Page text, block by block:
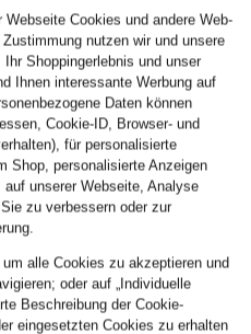
Cookies und andere Web-
Zustimmung nutzen wir und unsere
Shoppingerlebnis und unser
Ihnen interessante Werbung auf
Daten können
Cookie-ID, Browser- und
für personalisierte
Shop, personalisierte Anzeigen
unserer Webseite, Analyse
zu verbessern oder zur
alle Cookies zu akzeptieren und
oder auf „Individuelle
Beschreibung der Cookie-
eingesetzten Cookies zu erhalten